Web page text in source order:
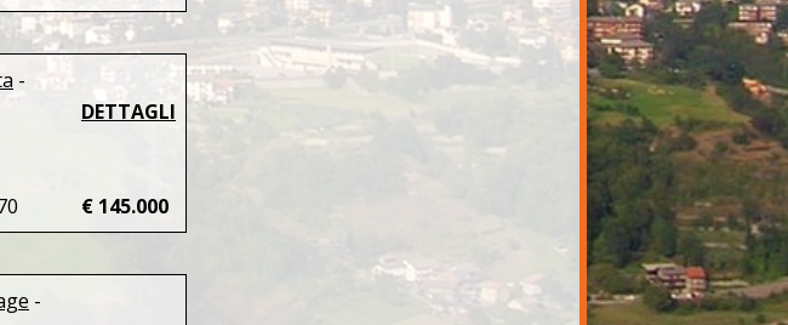
-
DETTAGLI
€ 145.000
-